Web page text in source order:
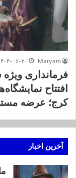
Maryam ۱۴۰۴-۰۶-
فرمانداری
افتتاح
کرج؛ عرضه مستقیم
آخرین اخبار